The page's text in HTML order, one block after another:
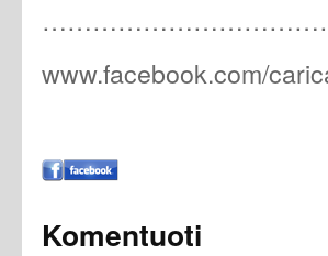
www.facebook.com/
Komentuoti